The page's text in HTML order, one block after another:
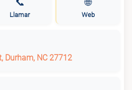
Llamar Web
Durham, NC 27712